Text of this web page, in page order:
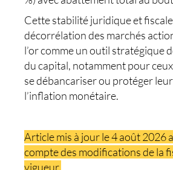
Cette stabilité juridique et
décorrélation des marchés
l’or comme unoutil stratégique
du capital, notamment pour
se débancariserou protéger
l’inflation monétaire.
Article mis à jour le 4 août 2026
compte des modifications de la
vigueur.